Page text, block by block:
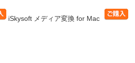
iSkysoft メディア変換 for Mac